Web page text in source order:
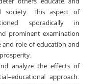
society. This aspect of
sporadically in
prominent examination
role of education and
analyze the effects of
educational approach.